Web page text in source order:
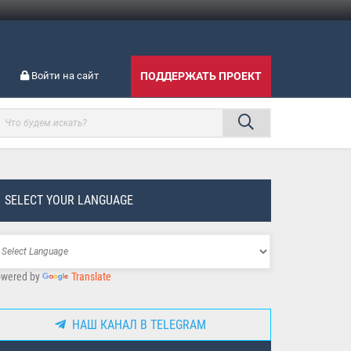
Войти на сайт ПОДДЕРЖАТЬ ПРОЕКТ
SELECT YOUR LANGUAGE
by Translate
НАШ КАНАЛ В TELEGRAM